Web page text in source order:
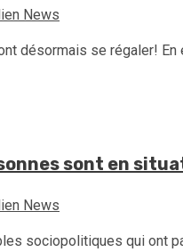
News
désormais se régaler!
sont en
News
sociopolitiques qui ont